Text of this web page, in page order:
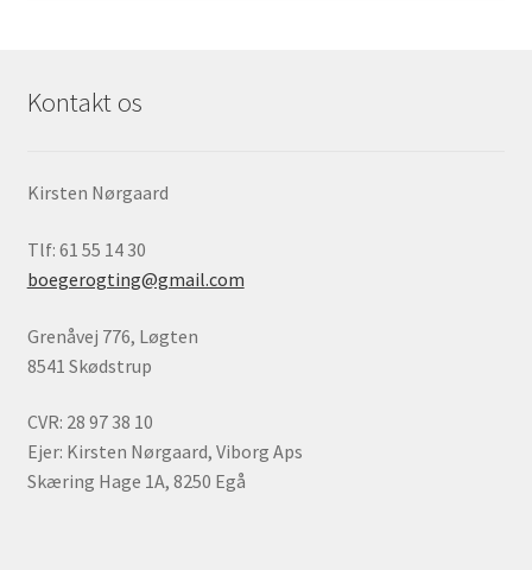
Kontakt os
Kirsten Nørgaard
Tlf: 61 55 14 30
boegerogting@gmail.com
Grenåvej 776, Løgten
8541 Skødstrup
CVR: 28 97 38 10
Ejer: Kirsten Nørgaard, Viborg Aps
Skæring Hage 1A, 8250 Egå